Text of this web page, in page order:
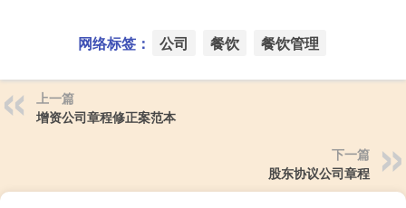
网络标签： 公司 餐饮 餐饮管理
上一篇
增资公司章程修正案范本
下一篇
股东协议公司章程